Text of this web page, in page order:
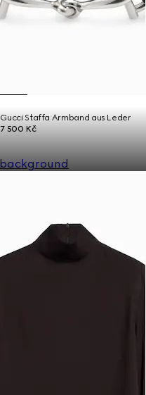
Gucci Staffa Armband aus Leder
7 500 Kč